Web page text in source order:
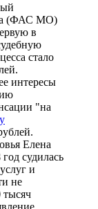
(ФАС МО)
в
стало
интересы
"на
Елена
судилась
и
не
тысяч